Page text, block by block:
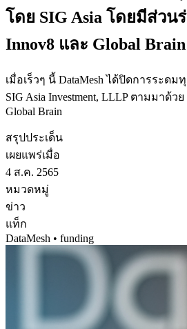
โดย SIG Asia โดยมีส่วน
Innov8 และ Global Brain
เมื่อเร็วๆ นี้ DataMesh ได้ปิดการระด
SIG Asia Investment, LLLP ตามมาด้วย
Global Brain
สรุปประเด็น
เผยแพร่เมื่อ
4 ส.ค. 2565
หมวดหมู่
ข่าว
แท็ก
DataMesh • funding